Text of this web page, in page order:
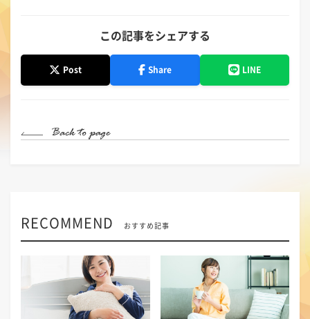
この記事をシェアする
Post Share LINE
RECOMMEND おすすめ記事